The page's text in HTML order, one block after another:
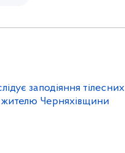
заподіяння тілесних
Черняхівщини